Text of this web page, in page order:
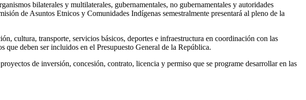
bilaterales y multilaterales, gubernamentales, no gubernamentales y autoridades
de Asuntos Etnicos y Comunidades Indígenas semestralmente presentará al pleno de la
cultura, transporte, servicios básicos, deportes e infraestructura en coordinación con las
deben ser incluidos en el Presupuesto General de la República.
de inversión, concesión, contrato, licencia y permiso que se programe desarrollar en las